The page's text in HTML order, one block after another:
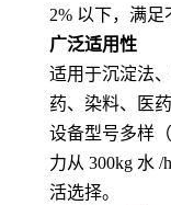
2% 以下，满足
广泛适用性
适用于沉淀法
药、染料、医
设备型号多样
力从 300kg 水 /
活选择。